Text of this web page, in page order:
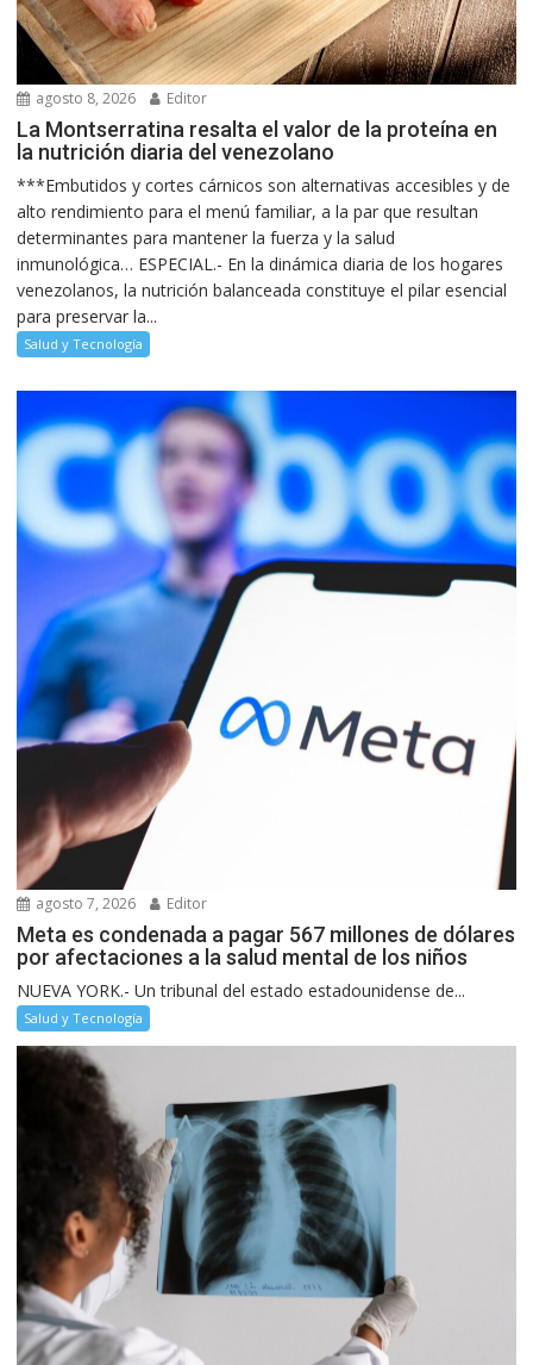
agosto 8, 2026 Editor
La Montserratina resalta el valor de la proteína en
la nutrición diaria del venezolano
***Embutidos y cortes cárnicos son alternativas accesibles y de
alto rendimiento para el menú familiar, a la par que resultan
determinantes para mantener la fuerza y la salud
inmunológica… ESPECIAL.- En la dinámica diaria de los hogares
venezolanos, la nutrición balanceada constituye el pilar esencial
para preservar la...
Salud y Tecnología
agosto 7, 2026 Editor
Meta es condenada a pagar 567 millones de dólares
por afectaciones a la salud mental de los niños
NUEVA YORK.- Un tribunal del estado estadounidense de...
Salud y Tecnología